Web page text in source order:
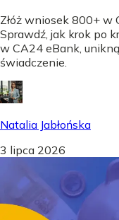
Złóż wniosek 800+ w
Sprawdź, jak krok po
w CA24 eBank,
świadczenie.
Natalia Jabłońska
3 lipca 2026